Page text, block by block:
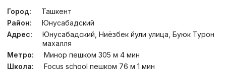
Город:
Ташкент
Район:
Юнусабадский
Адрес:
Юнусабадский, Ниёзбек йули улица, Буюк Турон
махалля
Метро:
Минор пешком 305 м 4 мин
Школа:
Focus school пешком 76 м 1 мин